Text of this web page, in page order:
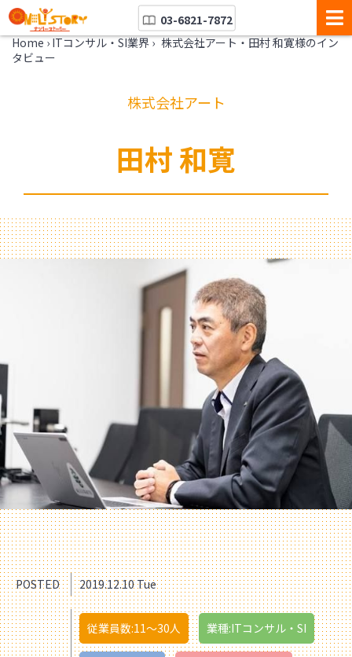
03-6821-7872
Home › ITコンサル・SI業界 › 株式会社アート・田村 和寛様のイン
タビュー
株式会社アート
田村 和寛
POSTED 2019.12.10 Tue
従業員数:11〜30人 業種:ITコンサル・SI